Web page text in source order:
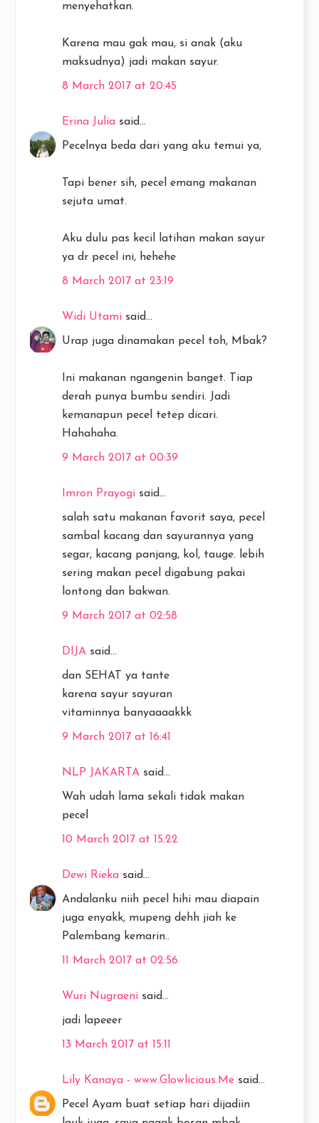
menyehatkan.
Karena mau gak mau, si anak (aku
maksudnya) jadi makan sayur.
8 March 2017 at 20:45
Erina Julia said...
Pecelnya beda dari yang aku temui ya,
Tapi bener sih, pecel emang makanan
sejuta umat.
Aku dulu pas kecil latihan makan sayur
ya dr pecel ini, hehehe
8 March 2017 at 23:19
Widi Utami said...
Urap juga dinamakan pecel toh, Mbak?
Ini makanan ngangenin banget. Tiap
derah punya bumbu sendiri. Jadi
kemanapun pecel tetep dicari.
Hahahaha.
9 March 2017 at 00:39
Imron Prayogi said...
salah satu makanan favorit saya, pecel
sambal kacang dan sayurannya yang
segar, kacang panjang, kol, tauge. lebih
sering makan pecel digabung pakai
lontong dan bakwan.
9 March 2017 at 02:58
DIJA said...
dan SEHAT ya tante
karena sayur sayuran
vitaminnya banyaaaakkk
9 March 2017 at 16:41
NLP JAKARTA said...
Wah udah lama sekali tidak makan
pecel
10 March 2017 at 15:22
Dewi Rieka said...
Andalanku niih pecel hihi mau diapain
juga enyakk, mupeng dehh jiah ke
Palembang kemarin..
11 March 2017 at 02:56
Wuri Nugraeni said...
jadi lapeeer
13 March 2017 at 15:11
Lily Kanaya - www.Glowlicious.Me said...
Pecel Ayam buat setiap hari dijadiin